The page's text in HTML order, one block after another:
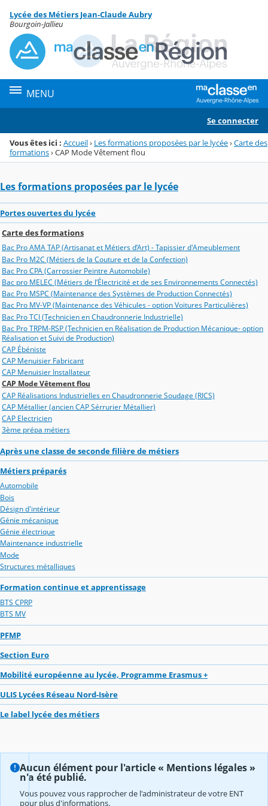
Menu de la rubrique
Contenu
Lycée des Métiers Jean-Claude Aubry
Bourgoin-Jallieu
MENU
Se connecter
Vous êtes ici : Accueil› Les formations proposées par le lycée›Carte des
formations›CAP Mode Vêtement flou
Les formations proposées par le lycée
Portes ouvertes du lycée
Carte des formations
Bac Pro AMA TAP (Artisanat et Métiers d’Art) - Tapissier d'Ameublement
Bac Pro M2C (Métiers de la Couture et de la Confection)
Bac Pro CPA (Carrossier Peintre Automobile)
Bac pro MELEC (Métiers de l’Électricité et de ses Environnements Connectés)
Bac Pro MSPC (Maintenance des Systèmes de Production Connectés)
Bac Pro MV-VP (Maintenance des Véhicules - option Voitures Particulières)
Bac Pro TCI (Technicien en Chaudronnerie Industrielle)
Bac Pro TRPM-RSP (Technicien en Réalisation de Production Mécanique- option
Réalisation et Suivi de Production)
CAP Ébéniste
CAP Menuisier Fabricant
CAP Menuisier Installateur
CAP Mode Vêtement flou
CAP Réalisations Industrielles en Chaudronnerie Soudage (RICS)
CAP Métallier (ancien CAP Sérrurier Métallier)
CAP Electricien
3ème prépa métiers
Après une classe de seconde filière de métiers
Métiers préparés
Automobile
Bois
Désign d'intérieur
Génie mécanique
Génie électrique
Maintenance industrielle
Mode
Structures métalliques
Formation continue et apprentissage
BTS CPRP
BTS MV
PFMP
Section Euro
Mobilité européenne au lycée, Programme Erasmus +
ULIS Lycées Réseau Nord-Isère
Le label lycée des métiers
Aucun élément pour l'article « Mentions légales »
n'a été publié.
Vous pouvez vous rapprocher de l'administrateur de votre ENT
pour plus d'informations.